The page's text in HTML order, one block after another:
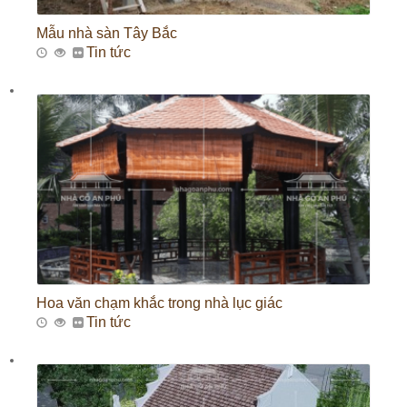
Mẫu nhà sàn Tây Bắc
Tin tức
Hoa văn chạm khắc trong nhà lục giác
Tin tức